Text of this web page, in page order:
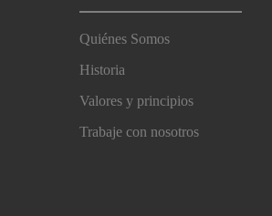
Quiénes Somos
Historia
Valores y principios
Trabaje con nosotros